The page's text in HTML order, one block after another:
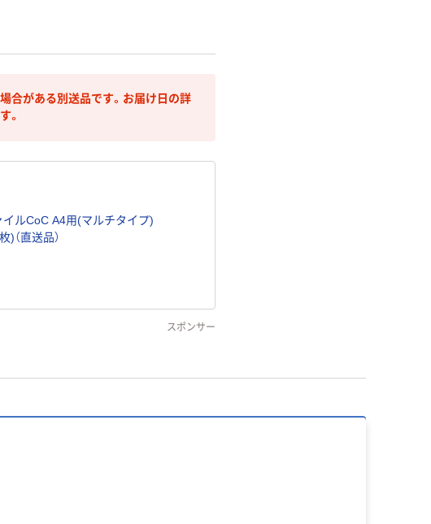
合がある別送品です。お届け日の詳
。
ルCoC A4用(マルチタイプ)
（直送品）
スポンサー